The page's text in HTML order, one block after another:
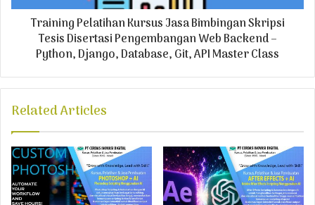
Training Pelatihan Kursus Jasa Bimbingan Skripsi
Tesis Disertasi Pengembangan Web Backend –
Python, Django, Database, Git, API Master Class
Related Articles